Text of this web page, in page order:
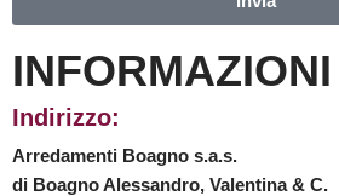
INFORMAZIONI
Indirizzo:
Arredamenti Boagno s.a.s.
di Boagno Alessandro, Valentina & C.